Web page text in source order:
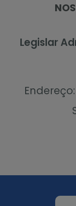
Legislar